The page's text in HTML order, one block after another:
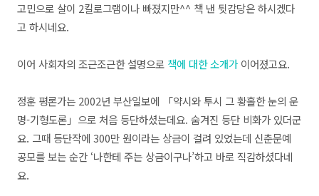
고민으로 살이 2킬로그램이나 빠졌지만^^ 책 낸 뒷감당은 하시겠다
고 하시네요.
이어 사회자의 조근조근한 설명으로 책에 대한 소개가이어졌고요.
정훈 평론가는 2002년 부산일보에 「약시와 투시 그 황홀한 눈의 운
명-기형도론」으로 처음 등단하셨는데요. 숨겨진 등단 비화가 있더군
요. 그때 등단작에 300만 원이라는 상금이 걸려 있었는데 신춘문예
공모를 보는 순간 ‘나한테 주는 상금이구나’하고 바로 직감하셨다네
요.